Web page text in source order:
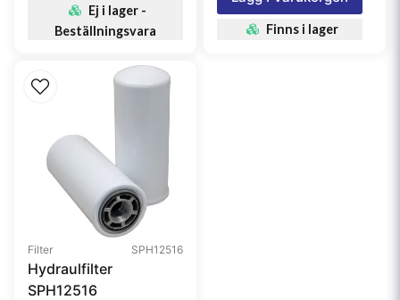
Ej i lager -
Beställningsvara
Finns i lager
Filter SPH12516
Hydraulfilter
SPH12516